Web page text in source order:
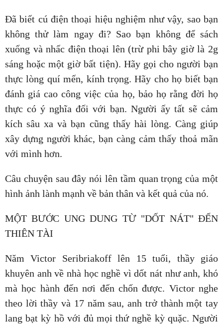
Đã biết cú điện thoại hiệu nghiệm như vậy, sao bạn
không thử làm ngay đi? Sao bạn không để sách
xuống và nhấc điện thoại lên (trừ phi bây giờ là 2g
sáng hoặc một giờ bất tiện). Hãy gọi cho người bạn
thực lòng quí mến, kính trọng. Hãy cho họ biết bạn
đánh giá cao công việc của họ, bảo họ rằng đời họ
thực có ý nghĩa đối với bạn. Người ấy tất sẽ cảm
kích sâu xa và bạn cũng thấy hài lòng. Càng giúp
xây dựng người khác, bạn càng cảm thấy thoả mãn
với mình hơn.
Câu chuyện sau đây nói lên tầm quan trọng của một
hình ảnh lành mạnh về bản thân và kết quả của nó.
MỘT BƯỚC UNG DUNG TỪ "DỐT NÁT" ĐẾN
THIÊN TÀI
Năm Victor Seribriakoff lên 15 tuổi, thầy giáo
khuyên anh về nhà học nghề vì dốt nát như anh, khó
mà học hành đến nơi đến chốn được. Victor nghe
theo lời thầy và 17 năm sau, anh trở thành một tay
lang bạt kỳ hồ với đủ mọi thứ nghề kỳ quặc. Người